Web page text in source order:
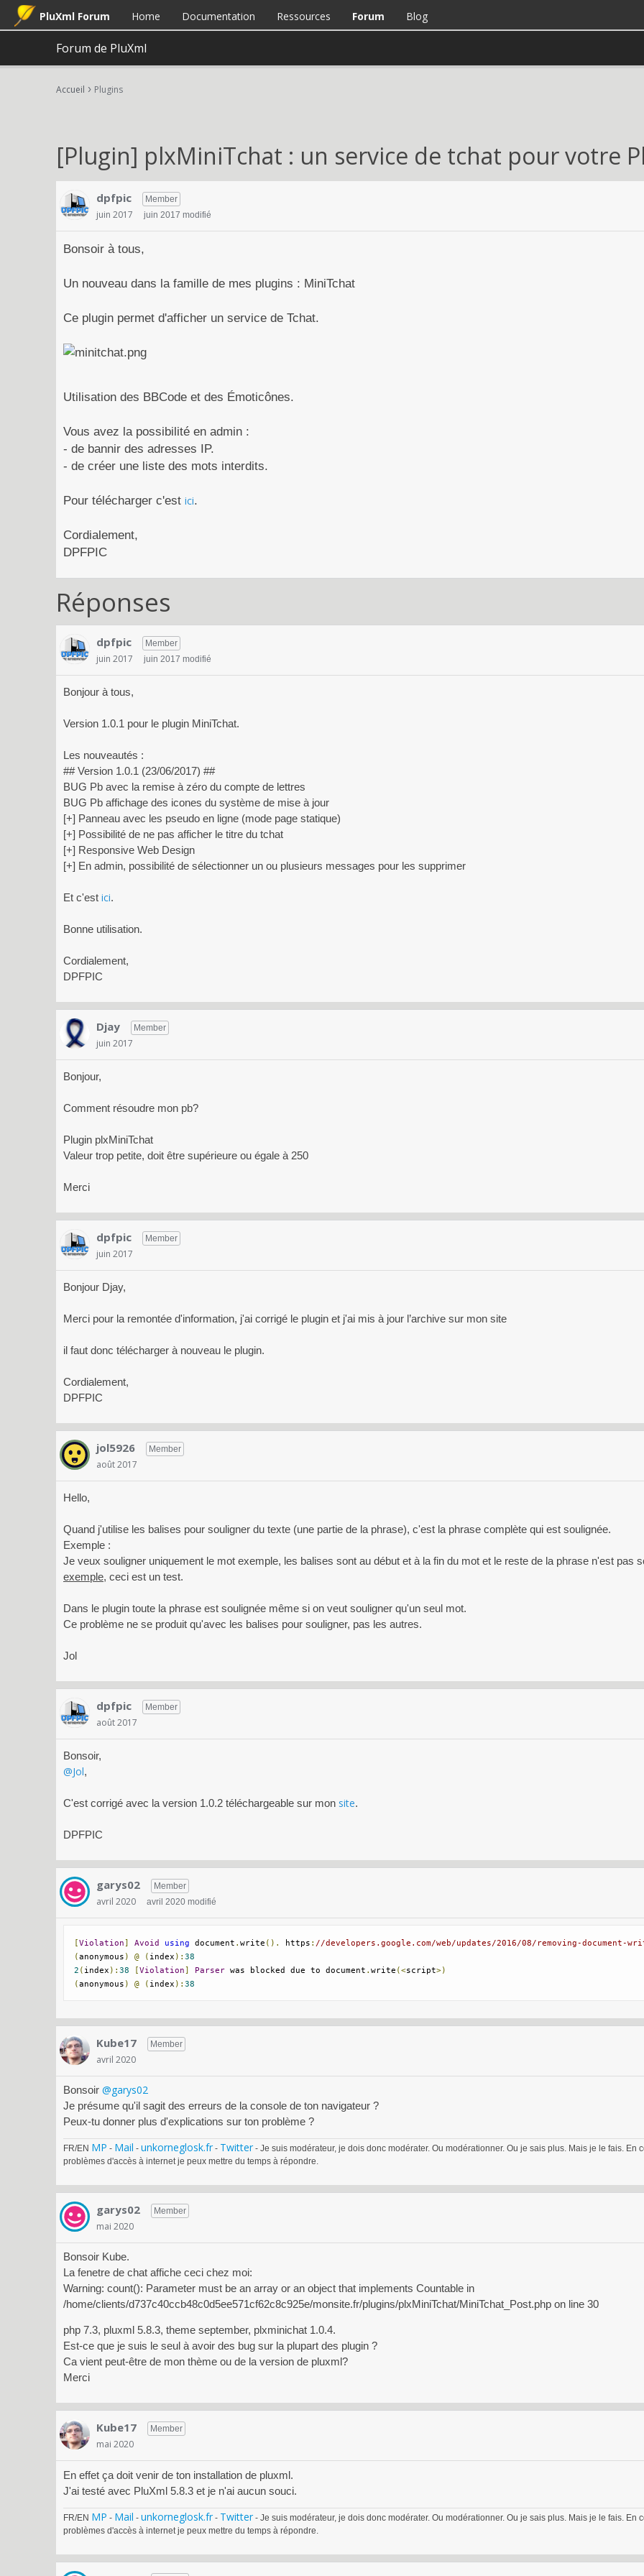
PluXml Forum Home Documentation Ressources Forum Blog
Forum de PluXml
Accueil › Plugins
[Plugin] plxMiniTchat : un service de tchat pour votre
dpfpic Member
juin 2017 juin 2017 modifié
Bonsoir à tous,
Un nouveau dans la famille de mes plugins : MiniTchat
Ce plugin permet d'afficher un service de Tchat.
Utilisation des BBCode et des Émoticônes.
Vous avez la possibilité en admin :
- de bannir des adresses IP.
- de créer une liste des mots interdits.
Pour télécharger c'est ici.
Cordialement,
DPFPIC
Réponses
dpfpic Member
juin 2017 juin 2017 modifié
Bonjour à tous,
Version 1.0.1 pour le plugin MiniTchat.
Les nouveautés :
## Version 1.0.1 (23/06/2017) ##
BUG Pb avec la remise à zéro du compte de lettres
BUG Pb affichage des icones du système de mise à jour
[+] Panneau avec les pseudo en ligne (mode page statique)
[+] Possibilité de ne pas afficher le titre du tchat
[+] Responsive Web Design
[+] En admin, possibilité de sélectionner un ou plusieurs messages pour les supprimer
Et c'est ici.
Bonne utilisation.
Cordialement,
DPFPIC
Djay Member
juin 2017
Bonjour,
Comment résoudre mon pb?
Plugin plxMiniTchat
Valeur trop petite, doit être supérieure ou égale à 250
Merci
dpfpic Member
juin 2017
Bonjour Djay,
Merci pour la remontée d'information, j'ai corrigé le plugin et j'ai mis à jour l’archive sur mon site
il faut donc télécharger à nouveau le plugin.
Cordialement,
DPFPIC
jol5926 Member
août 2017
Hello,
Quand j'utilise les balises pour souligner du texte (une partie de la phrase), c'est la phrase complète qui est soulignée.
Exemple :
Je veux souligner uniquement le mot exemple, les balises sont au début et à la fin du mot et le reste de la phrase n'est pas
exemple, ceci est un test.
Dans le plugin toute la phrase est soulignée même si on veut souligner qu'un seul mot.
Ce problème ne se produit qu'avec les balises pour souligner, pas les autres.
Jol
dpfpic Member
août 2017
Bonsoir,
@Jol,
C'est corrigé avec la version 1.0.2 téléchargeable sur mon site.
DPFPIC
garys02 Member
avril 2020 avril 2020 modifié
[Violation] Avoid using document . write (). https : //developers.google.com/web/updates/2016/08/removing-document-
(anonymous ) @ ( index ): 38
2 ( index ): 38 [Violation] Parser was blocked due to document . write (<script>)
(anonymous ) @ ( index ): 38
Kube17 Member
avril 2020
Bonsoir @garys02
Je présume qu'il sagit des erreurs de la console de ton navigateur ?
Peux-tu donner plus d'explications sur ton problème ?
FR/EN MP - Mail - unkorneglosk.fr- Twitter- Je suis modérateur, je dois donc modérater. Ou modérationner. Ou je sais plus. Mais je le fais. En
problèmes d'accès à internet je peux mettre du temps à répondre.
garys02 Member
mai 2020
Bonsoir Kube.
La fenetre de chat affiche ceci chez moi:
Warning: count(): Parameter must be an array or an object that implements Countable in
/home/clients/d737c40ccb48c0d5ee571cf62c8c925e/monsite.fr/plugins/plxMiniTchat/MiniTchat_Post.php on line 30
php 7.3, pluxml 5.8.3, theme september, plxminichat 1.0.4.
Est-ce que je suis le seul à avoir des bug sur la plupart des plugin ?
Ca vient peut-être de mon thème ou de la version de pluxml?
Merci
Kube17 Member
mai 2020
En effet ça doit venir de ton installation de pluxml.
J'ai testé avec PluXml 5.8.3 et je n'ai aucun souci.
FR/EN MP - Mail - unkorneglosk.fr- Twitter- Je suis modérateur, je dois donc modérater. Ou modérationner. Ou je sais plus. Mais je le fais. En
problèmes d'accès à internet je peux mettre du temps à répondre.